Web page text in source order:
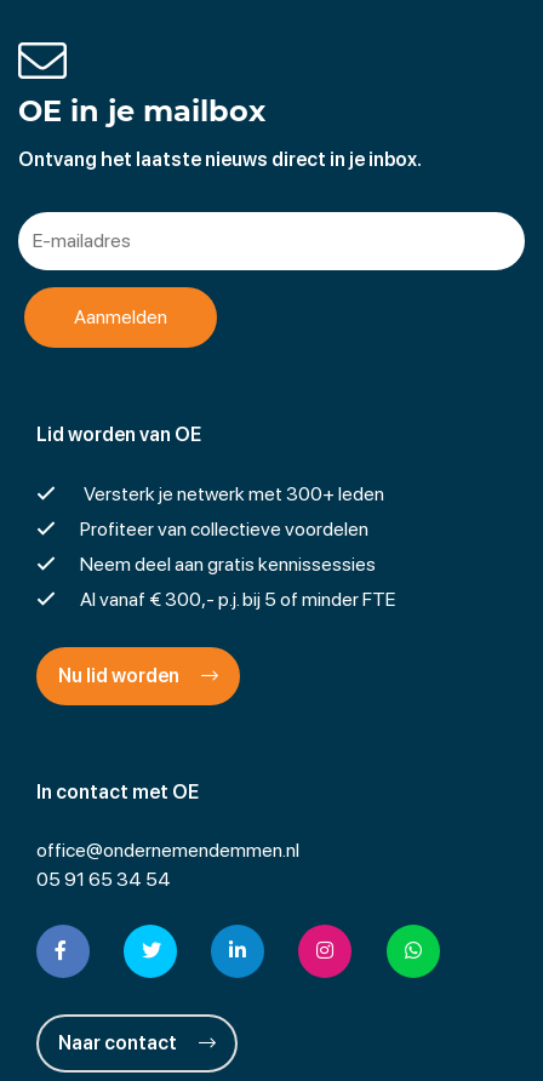
In contact met OE
office@ondernemendemmen.nl
05 91 65 34 54
Naar contact
Lid worden van OE
Versterk je netwerk met 300+ leden
Profiteer van collectieve voordelen
Neem deel aan gratis kennissessies
Al vanaf € 300,- p.j. bij 5 of minder FTE
Nu lid worden
OE in je mailbox
Ontvang het laatste nieuws direct in je inbox.